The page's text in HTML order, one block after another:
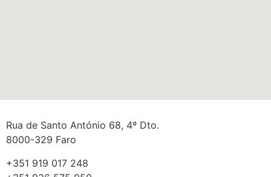
Rua de Santo António 68, 4º Dto.
8000-329 Faro
+351 919 017 248